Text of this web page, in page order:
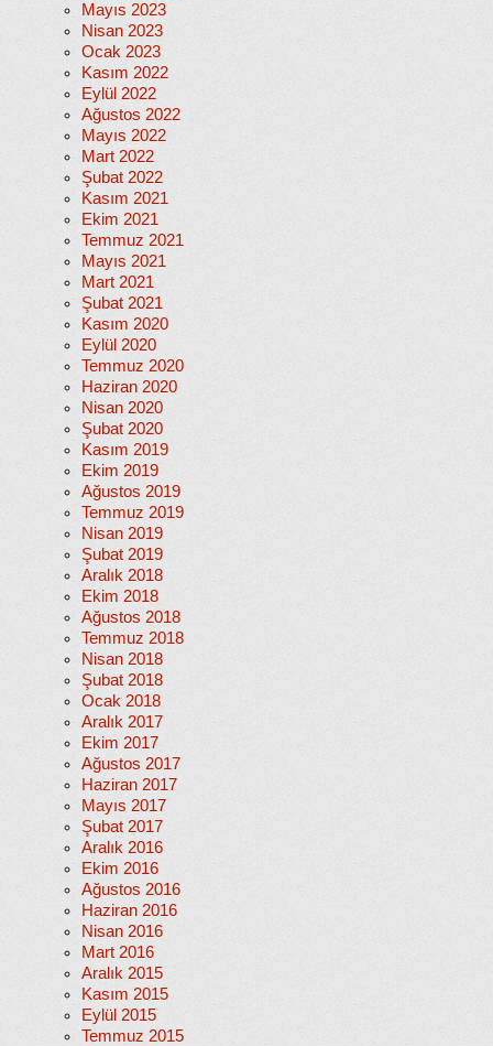
Mayıs 2023
Nisan 2023
Ocak 2023
Kasım 2022
Eylül 2022
Ağustos 2022
Mayıs 2022
Mart 2022
Şubat 2022
Kasım 2021
Ekim 2021
Temmuz 2021
Mayıs 2021
Mart 2021
Şubat 2021
Kasım 2020
Eylül 2020
Temmuz 2020
Haziran 2020
Nisan 2020
Şubat 2020
Kasım 2019
Ekim 2019
Ağustos 2019
Temmuz 2019
Nisan 2019
Şubat 2019
Aralık 2018
Ekim 2018
Ağustos 2018
Temmuz 2018
Nisan 2018
Şubat 2018
Ocak 2018
Aralık 2017
Ekim 2017
Ağustos 2017
Haziran 2017
Mayıs 2017
Şubat 2017
Aralık 2016
Ekim 2016
Ağustos 2016
Haziran 2016
Nisan 2016
Mart 2016
Aralık 2015
Kasım 2015
Eylül 2015
Temmuz 2015